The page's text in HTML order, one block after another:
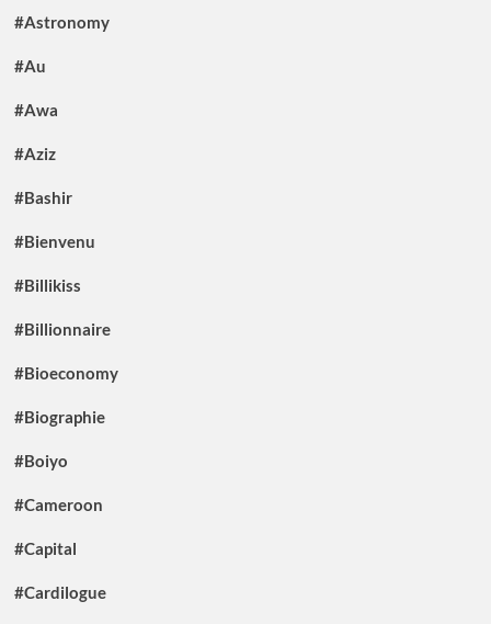
#Astronomy
#Au
#Awa
#Aziz
#Bashir
#Bienvenu
#Billikiss
#Billionnaire
#Bioeconomy
#Biographie
#Boiyo
#Cameroon
#Capital
#Cardilogue